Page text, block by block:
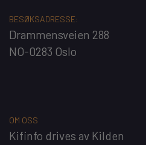
BESØKSADRESSE:
Drammensveien 288
NO-0283 Oslo
OM OSS
Kifinfo drives av Kilden